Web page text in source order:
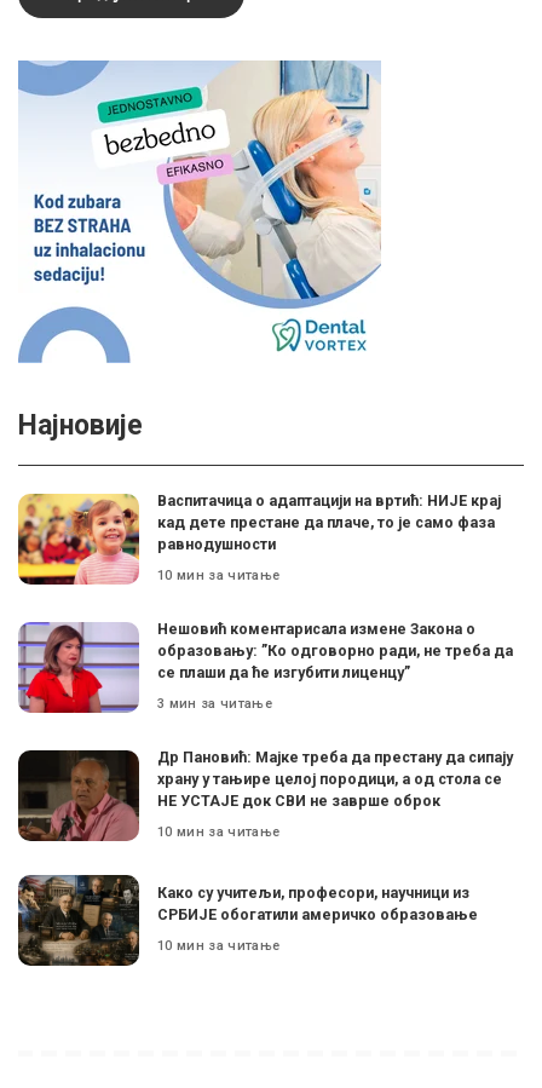
Најновије
Васпитачица о адаптацији на вртић: НИЈЕ крај
кад дете престане да плаче, то је само фаза
равнодушности
10 мин за читање
Нешовић коментарисала измене Закона о
образовању: ”Ко одговорно ради, не треба да
се плаши да ће изгубити лиценцу”
3 мин за читање
Др Пановић: Мајке треба да престану да сипају
храну у тањире целој породици, а од стола се
НЕ УСТАЈЕ док СВИ не заврше оброк
10 мин за читање
Како су учитељи, професори, научници из
СРБИЈЕ обогатили америчко образовање
10 мин за читање